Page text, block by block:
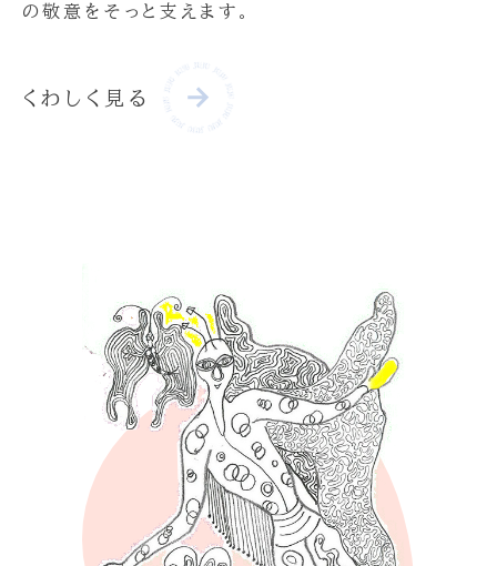
の敬意をそっと支えます。
くわしく見る